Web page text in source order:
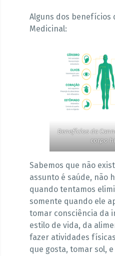
Alguns dos benefícios
Medicinal:
Benefícios da
corpo
Sabemos que não
assunto é saúde, não
quando tentamos
somente quando ele
tomar consciência da
estilo de vida, da
fazer atividades
que gosta, tomar sol,